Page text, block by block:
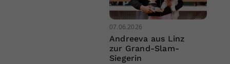
07.06.2026
Andreeva aus Linz
zur Grand-Slam-
Siegerin